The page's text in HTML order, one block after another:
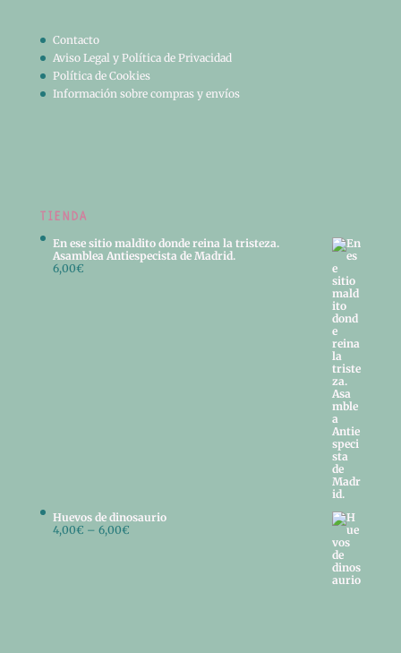
Contacto
Aviso Legal y Política de Privacidad
Política de Cookies
Información sobre compras y envíos
TIENDA
En ese sitio maldito donde reina la tristeza.
Asamblea Antiespecista de Madrid.
6,00€
Huevos de dinosaurio
4,00€ – 6,00€